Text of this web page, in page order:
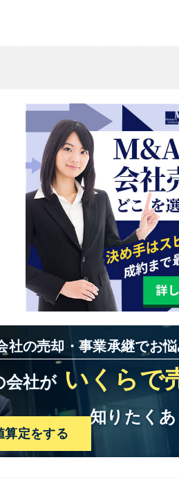
社の売却・事業承継でお
会社が いくらで
知りたく
算定をする